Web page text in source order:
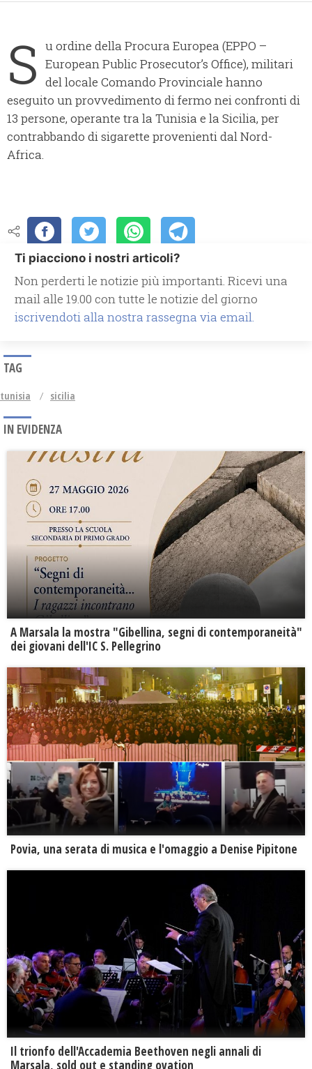
S u ordine della Procura Europea (EPPO –
European Public Prosecutor’s Office), militari
del locale Comando Provinciale hanno
eseguito un provvedimento di fermo nei confronti di
13 persone, operante tra la Tunisia e la Sicilia, per
contrabbando di sigarette provenienti dal Nord-
Africa.
Ti piacciono i nostri articoli?
Non perderti le notizie più importanti. Ricevi una
mail alle 19.00 con tutte le notizie del giorno
iscrivendoti alla nostra rassegna via email.
TAG
tunisia sicilia
IN EVIDENZA
A Marsala la mostra "Gibellina, segni di contemporaneità"
dei giovani dell'IC S. Pellegrino
Povia, una serata di musica e l'omaggio a Denise Pipitone
Il trionfo dell'Accademia Beethoven negli annali di
Marsala, sold out e standing ovation